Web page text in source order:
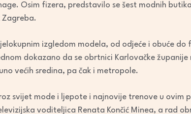
Osim fizera, predstavilo se šest modnih
Zagreba.
izgledom modela, od odjeće i obuće
dokazano da se obrtnici Karlovačke
većih sredina, pa čak i metropole.
svijet mode i ljepote i najnovije trenove u ovim
voditeljica Renata Končić Minea, a rad